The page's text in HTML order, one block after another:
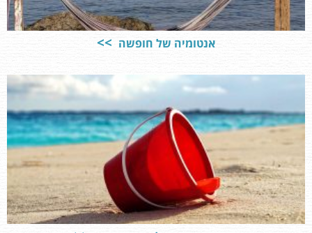
אנטומיה של חופשה